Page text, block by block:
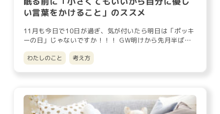
い言葉をかけること」のススメ
11月も今日で10日が過ぎ、気が付いたら明日は「ポッキ
ーの日」じゃないですか！！！ GW明けから先月半ばま
でが「2022…
わたしのこと 考え方